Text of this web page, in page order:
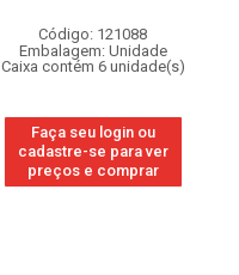
Código: 121088
Embalagem: Unidade
Caixa contém 6 unidade(s)
Faça seu login ou
cadastre-se para ver
preços e comprar